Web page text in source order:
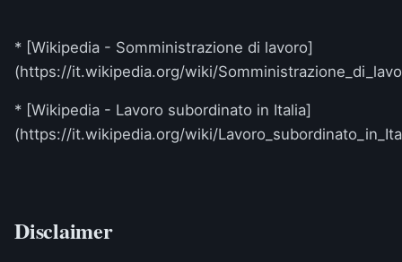
* [Wikipedia - Somministrazione di lavoro]
(https://it.wikipedia.org/wiki/
* [Wikipedia - Lavoro subordinato in Italia]
(https://it.wikipedia.org/wiki/
Disclaimer